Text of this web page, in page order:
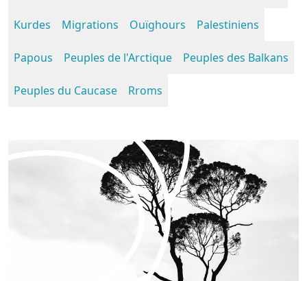
Kurdes Migrations Ouïghours Palestiniens
Papous Peuples de l'Arctique Peuples des Balkans
Peuples du Caucase Rroms